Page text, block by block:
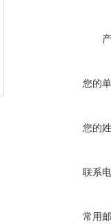
您的
您的
联系
常用